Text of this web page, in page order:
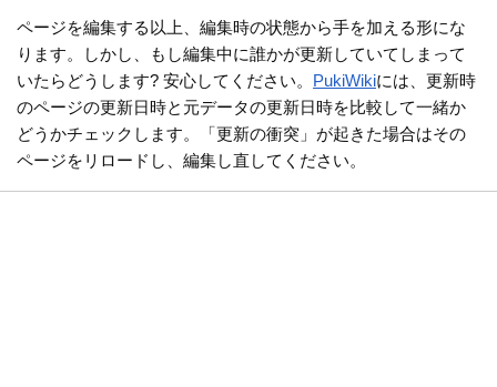
ページを編集する以上、編集時の状態から手を加える形にな
ります。しかし、もし編集中に誰かが更新していてしまって
いたらどうします? 安心してください。 PukiWikiには、更新時
のページの更新日時と元データの更新日時を比較して一緒か
どうかチェックします。「更新の衝突」が起きた場合はその
ページをリロードし、編集し直してください。